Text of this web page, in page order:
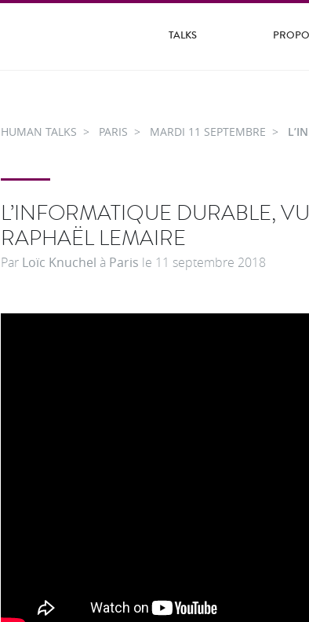
TALKS
HUMAN TALKS PARIS MARDI 11 SEPTEMBRE
L’INFORMATIQUE DURABLE,
RAPHAËL LEMAIRE
Par Loïc Knuchel à Paris le 11 septembre 2018